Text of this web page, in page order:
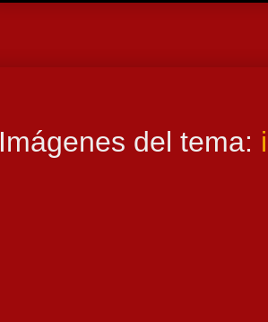
Imágenes del tema: